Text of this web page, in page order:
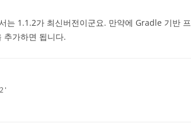
는 1.1.2가 최신버전이군요. 만약에 Gradle 기반 프
추가하면 됩니다.